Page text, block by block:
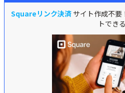
開業が可能
3．入金確認・売上管理の手間の削減に
4．月謝&継続課金で未入金の抑制/分
5．URLやQRコードの簡単支払いで
6．個人事業主・小規模店舗でもキャッ
Squareリンク決済 サイト作成不要
トできる